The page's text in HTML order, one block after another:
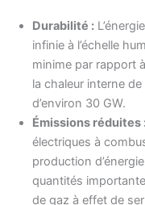
Durabilité :
infinie à l’échelle
minime par rapport
la chaleur interne
d’environ 30 GW.
Émissions réduites
électriques à
production
quantités
de gaz à effet de